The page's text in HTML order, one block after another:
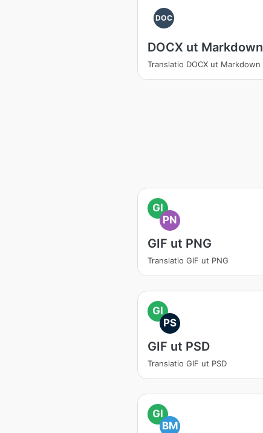
DOC
DOCX ut Markdown
Translatio DOCX ut Markdown
GI
PN
GIF ut PNG
Translatio GIF ut PNG
GI
PS
GIF ut PSD
Translatio GIF ut PSD
GI
BM